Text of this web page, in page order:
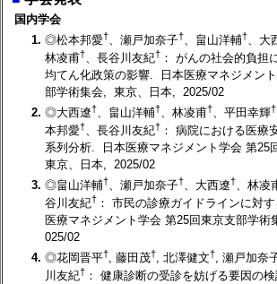
国内学会
1. ◎松本邦愛†、瀬戸加奈子†、畠山洋輔†、大
林凌甫† 、長谷川友紀† ： がんの社会的負担
均てん化政策の影響. 日本医療マネジメン
部学術集会, 東京、日本, 2025/02
2. ◎大西遼†、畠山洋輔†、林凌甫†、平田幸輝†
本邦愛† 、長谷川友紀† ： 病院における医療
系列分析. 日本医療マネジメント学会 第25
東京、日本, 2025/02
3. ◎畠山洋輔†、瀬戸加奈子†、大西遼†、林凌
谷川友紀† ： 市民の診療ガイドラインに対
医療マネジメント学会 第25回東京支部学
025/02
4. ◎花岡晋平†, 藤田茂†, 北澤健文†, 瀬戸加奈
川友紀† ： 健康診断の受診を妨げる要因の